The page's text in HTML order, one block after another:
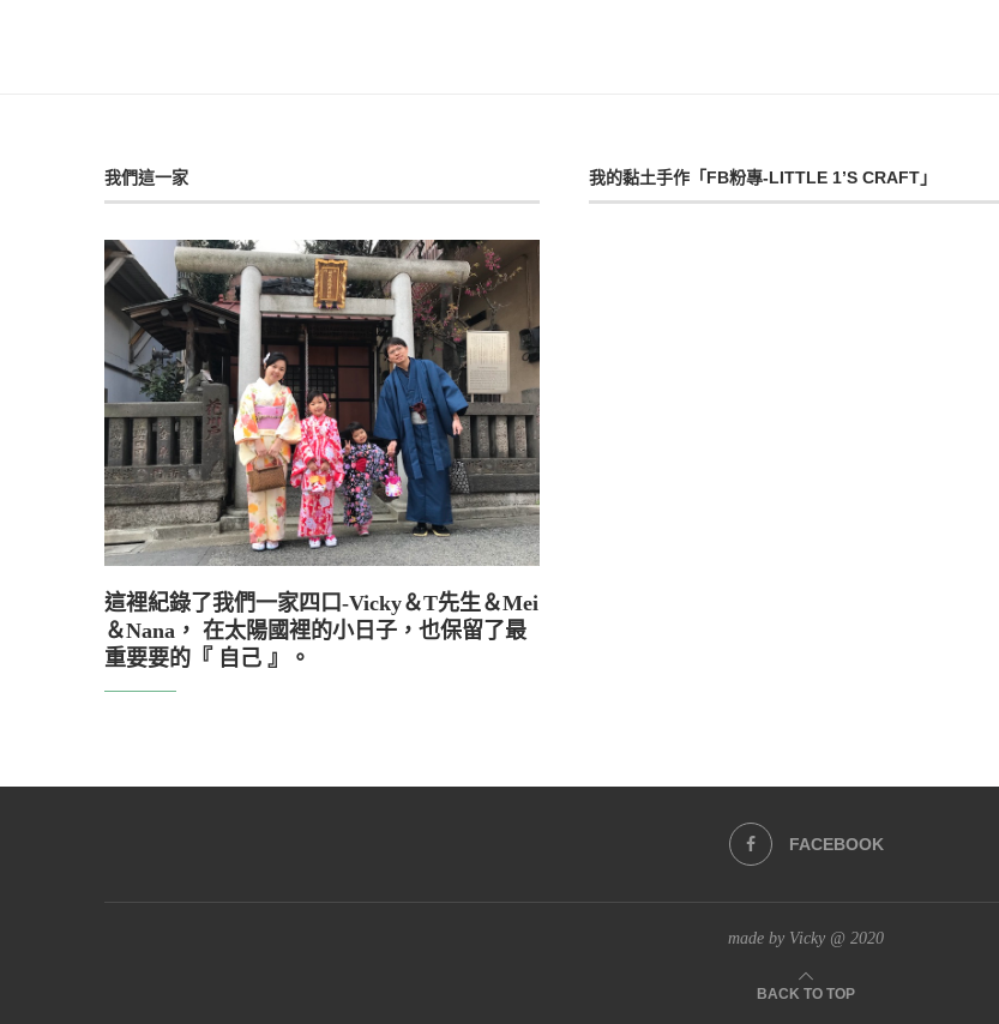
我們這一家
這裡紀錄了我們一家四口-Vicky＆T先生＆Mei
＆Nana， 在太陽國裡的小日子，也保留了最
重要要的『 自己 』。
我的黏土手作「FB粉專-LITTLE 1’S CRAFT」
FACEBOOK
made by Vicky @ 2020
BACK TO TOP